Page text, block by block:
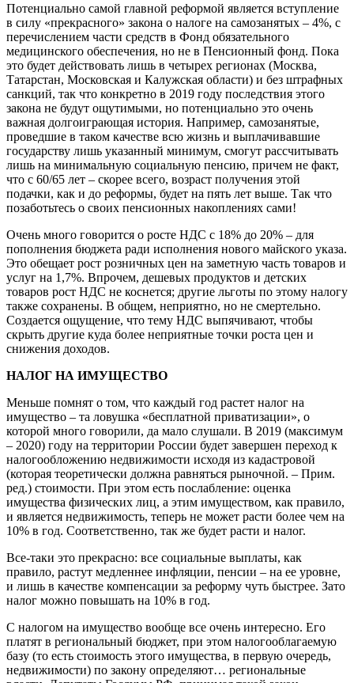
Потенциально самой главной реформой является вступление
в силу «прекрасного» закона о налоге на самозанятых – 4%, с
перечислением части средств в Фонд обязательного
медицинского обеспечения, но не в Пенсионный фонд. Пока
это будет действовать лишь в четырех регионах (Москва,
Татарстан, Московская и Калужская области) и без штрафных
санкций, так что конкретно в 2019 году последствия этого
закона не будут ощутимыми, но потенциально это очень
важная долгоиграющая история. Например, самозанятые,
проведшие в таком качестве всю жизнь и выплачивавшие
государству лишь указанный минимум, смогут рассчитывать
лишь на минимальную социальную пенсию, причем не факт,
что с 60/65 лет – скорее всего, возраст получения этой
подачки, как и до реформы, будет на пять лет выше. Так что
позаботьтесь о своих пенсионных накоплениях сами!
Очень много говорится о росте НДС с 18% до 20% – для
пополнения бюджета ради исполнения нового майского указа.
Это обещает рост розничных цен на заметную часть товаров и
услуг на 1,7%. Впрочем, дешевых продуктов и детских
товаров рост НДС не коснется; другие льготы по этому налогу
также сохранены. В общем, неприятно, но не смертельно.
Создается ощущение, что тему НДС выпячивают, чтобы
скрыть другие куда более неприятные точки роста цен и
снижения доходов.
НАЛОГ НА ИМУЩЕСТВО
Меньше помнят о том, что каждый год растет налог на
имущество – та ловушка «бесплатной приватизации», о
которой много говорили, да мало слушали. В 2019 (максимум
– 2020) году на территории России будет завершен переход к
налогообложению недвижимости исходя из кадастровой
(которая теоретически должна равняться рыночной. – Прим.
ред.) стоимости. При этом есть послабление: оценка
имущества физических лиц, а этим имуществом, как правило,
и является недвижимость, теперь не может расти более чем на
10% в год. Соответственно, так же будет расти и налог.
Все-таки это прекрасно: все социальные выплаты, как
правило, растут медленнее инфляции, пенсии – на ее уровне,
и лишь в качестве компенсации за реформу чуть быстрее. Зато
налог можно повышать на 10% в год.
С налогом на имущество вообще все очень интересно. Его
платят в региональный бюджет, при этом налогооблагаемую
базу (то есть стоимость этого имущества, в первую очередь,
недвижимости) по закону определяют… региональные